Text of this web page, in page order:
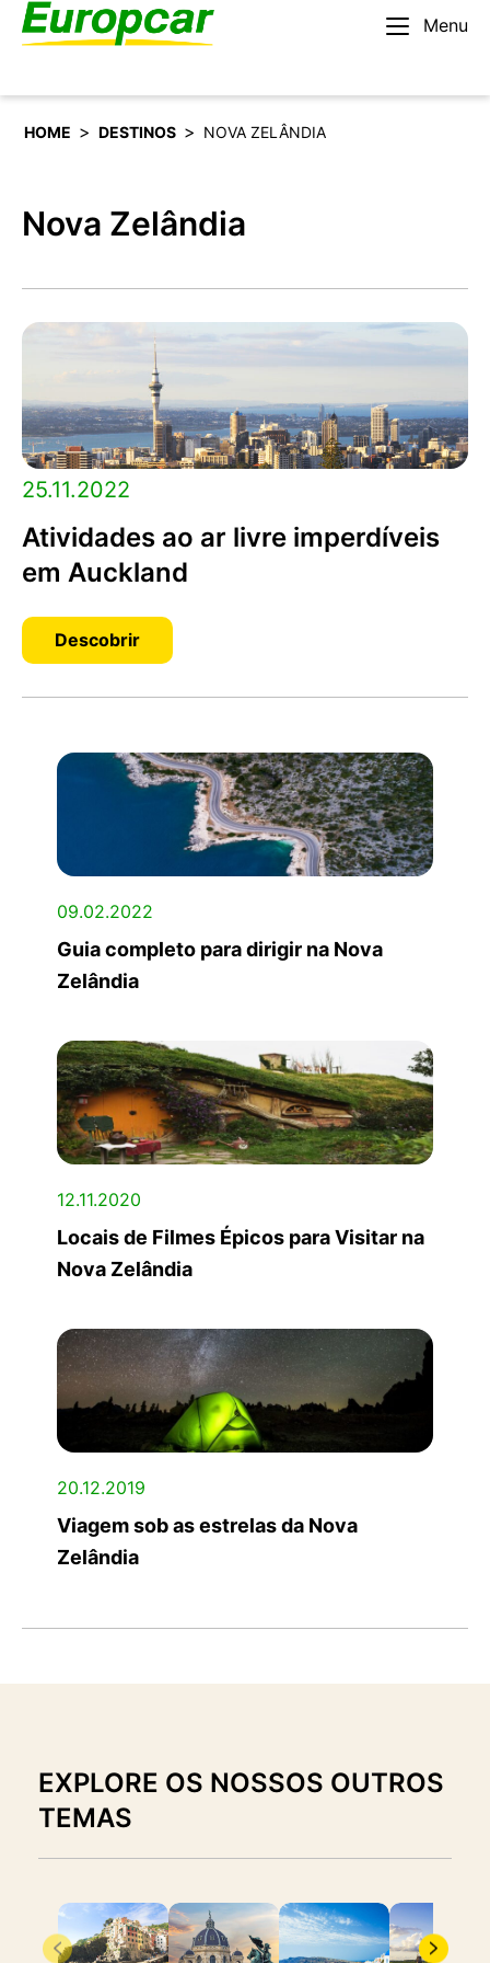
Menu
Português
HOME > DESTINOS > NOVA ZELÂNDIA
Nova Zelândia
25.11.2022
Atividades ao ar livre imperdíveis
em Auckland
Descobrir
09.02.2022
Guia completo para dirigir na Nova
Zelândia
12.11.2020
Locais de Filmes Épicos para Visitar na
Nova Zelândia
20.12.2019
Viagem sob as estrelas da Nova
Zelândia
EXPLORE OS NOSSOS OUTROS
TEMAS